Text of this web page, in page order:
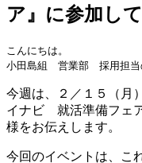
ア』に参加し
こんにちは。
小田島組 営業部 採用担当
今週は、２／１５（月
イナビ 就活準備フェ
様をお伝えします。
今回のイベントは、こ